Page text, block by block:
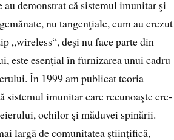
demonstrat că sis­temul imunitar şi
nu tangenţiale, cum au crezut
„wireless“, deşi nu face parte din
este esenţial în furnizarea unui cadru
În 1999 am publicat teoria
sistemul imunitar care recunoaşte cre­
ochilor şi măduvei spinării.
largă de comunitatea ştiinţifică,